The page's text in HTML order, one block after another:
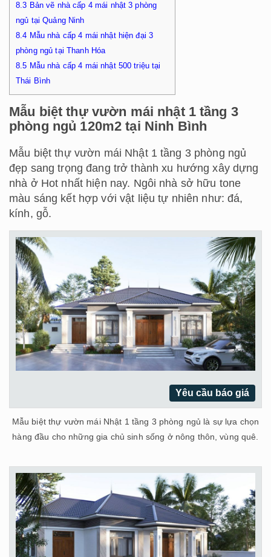
8.3 Bản vẽ nhà cấp 4 mái nhật 3 phòng
ngủ tại Quảng Ninh
8.4 Mẫu nhà cấp 4 mái nhật hiện đại 3
phòng ngủ tại Thanh Hóa
8.5 Mẫu nhà cấp 4 mái nhật 500 triệu tại
Thái Bình
Mẫu biệt thự vườn mái nhật 1 tầng 3
phòng ngủ 120m2 tại Ninh Bình
Mẫu biệt thự vườn mái Nhật 1 tầng 3 phòng ngủ
đẹp sang trọng đang trở thành xu hướng xây dựng
nhà ở Hot nhất hiện nay. Ngôi nhà sở hữu tone
màu sáng kết hợp với vật liệu tự nhiên như: đá,
kính, gỗ.
Yêu cầu báo giá
Mẫu biệt thự vườn mái Nhật 1 tầng 3 phòng ngủ là sự lựa chọn
hàng đầu cho những gia chủ sinh sống ở nông thôn, vùng quê.